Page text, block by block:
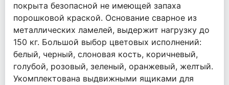
покрыта безопасной не имеющей запаха
порошковой краской. Основание сварное из
металлических ламелей, выдержит нагрузку до
150 кг. Большой выбор цветовых исполнений:
белый, черный, слоновая кость, коричневый,
голубой, розовый, зеленый, оранжевый, желтый.
Укомплектована выдвижными ящиками для